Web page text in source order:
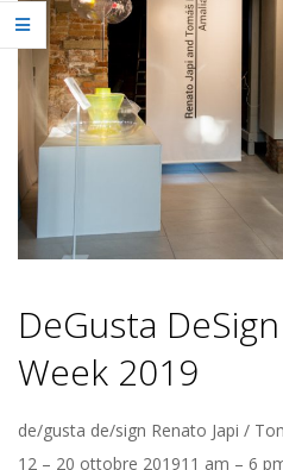
Z
O
T
E
M
P
DeGusta
Week 2019
2019-
10-
de/gusta de/sign Renato Japi /
12 – 20 ottobre 201911 am – 6